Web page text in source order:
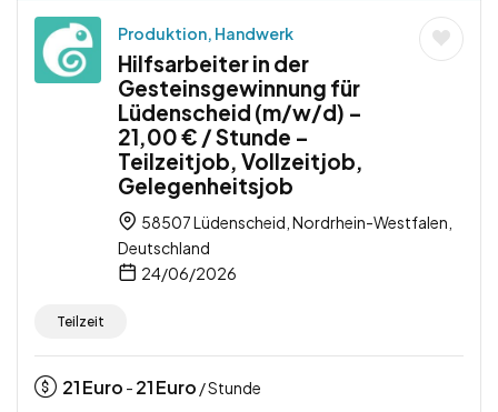
Produktion, Handwerk
Hilfsarbeiter in der
Gesteinsgewinnung für
Lüdenscheid (m/w/d) –
21,00 € / Stunde –
Teilzeitjob, Vollzeitjob,
Gelegenheitsjob
58507 Lüdenscheid, Nordrhein-Westfalen,
Deutschland
24/06/2026
Teilzeit
21Euro - 21Euro / Stunde